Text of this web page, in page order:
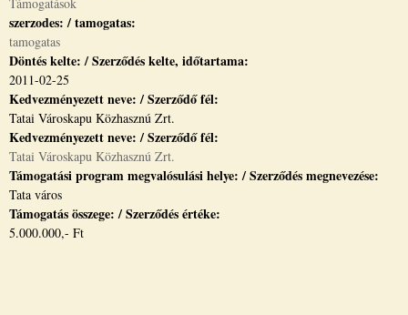
szerzodes: / tamogatas:
tamogatas
Döntés kelte: / Szerződés kelte, időtartama:
2011-02-25
Kedvezményezett neve: / Szerződő fél:
Tatai Városkapu Közhasznú Zrt.
Kedvezményezett neve: / Szerződő fél:
Tatai Városkapu Közhasznú Zrt.
Támogatási program megvalósulási helye: / Szerződés megnevezése:
Tata város
Támogatás összege: / Szerződés értéke:
5.000.000,- Ft